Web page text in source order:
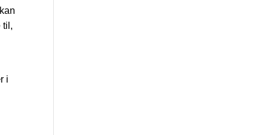
til,
i